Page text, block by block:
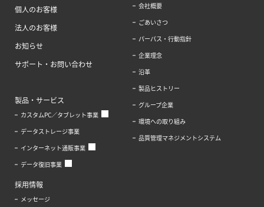
個人のお客様
法人のお客様
お知らせ
サポート・お問い合わせ
製品・サービス
カスタムPC／タブレット事業
データストレージ事業
インターネット通販事業
データ復旧事業
会社概要
ごあいさつ
パーパス・行動指針
企業理念
沿革
製品ヒストリー
グループ企業
環境への取り組み
品質管理マネジメントシステム
採用情報
メッセージ